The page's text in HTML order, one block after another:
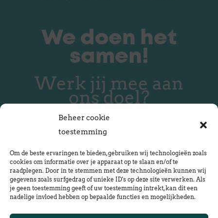
Beheer cookie
toestemming
Om de beste ervaringen te bieden, gebruiken wij technologieën zoals
cookies om informatie over je apparaat op te slaan en/of te
raadplegen. Door in te stemmen met deze technologieën kunnen wij
gegevens zoals surfgedrag of unieke ID's op deze site verwerken. Als
je geen toestemming geeft of uw toestemming intrekt, kan dit een
nadelige invloed hebben op bepaalde functies en mogelijkheden.
We doen het
samen!
Werk jij mee aan
ons doel?
Neem contact op
Mail ons